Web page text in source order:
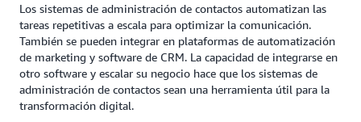
Los sistemas de administración de contactos automatizan las
tareas repetitivas a escala para optimizar la comunicación.
También se pueden integrar en plataformas de automatización
de marketing y software de CRM. La capacidad de integrarse en
otro software y escalar su negocio hace que los sistemas de
administración de contactos sean una herramienta útil para la
transformación digital.